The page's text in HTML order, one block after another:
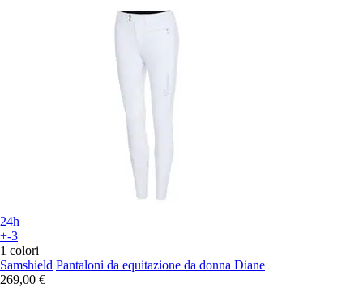
24h
+-3
1 colori
Samshield Pantaloni da equitazione da donna Diane
269,00 €